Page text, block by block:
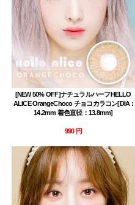
[NEW 50% OFF]ナチュラルハーフHELLO
ALICE OrangeChoco チョコカラコン[DIA :
14.2mm 着色直径：13.8mm]
990 円